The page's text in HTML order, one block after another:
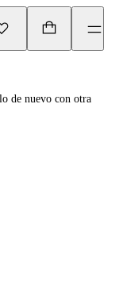
de nuevo con otra